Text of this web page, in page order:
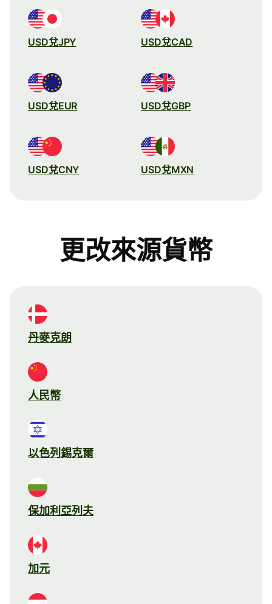
USD兌JPY USD兌CAD
USD兌EUR USD兌GBP
USD兌CNY USD兌MXN
更改來源貨幣
丹麥克朗
人民幣
以色列錫克爾
保加利亞列夫
加元